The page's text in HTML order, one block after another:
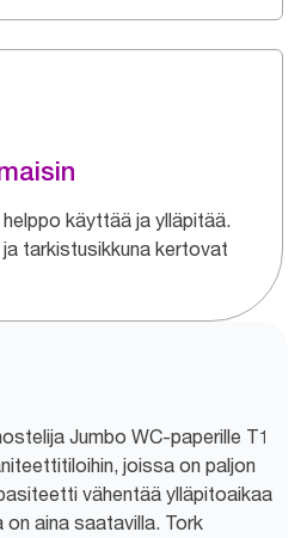
käyttää ja ylläpitää.
tarkistusikkuna kertovat
Jumbo WC-paperille T1
joissa on paljon
vähentää ylläpitoaikaa
aina saatavilla. Tork